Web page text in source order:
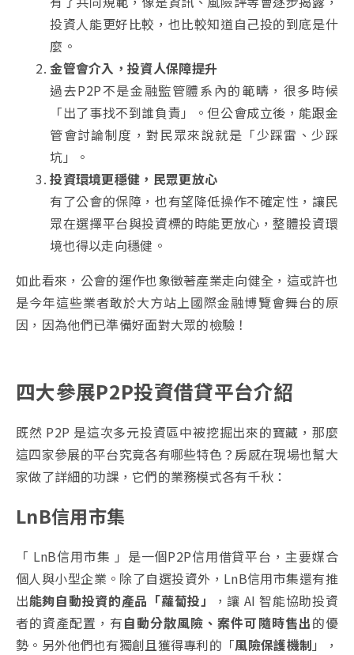
投資人能更好比較，也比較知道自己投的到底是什
麼。
金管會介入，投資人保障提升
過去P2P不是金融監管體系內的範疇，很多時候
「出了事找不到誰負責」。但公會成立後，能跟金
管會討論制度，對民眾來說就是「少踩雷、少踩
坑」。
投資環境更穩健，民眾更放心
有了公會的保障，也有望降低操作不確定性，讓民
眾在選擇平台與投資標的時能更放心，整體投資環
境也得以走向穩健。
如此看來，公會的運作也象徵著產業走向健全，這或許也
是今年這些業者敢於大方站上國際金融博覽會舞台的原
因，因為他們已準備好面對大眾的檢驗！
四大參展P2P投資借貸平台介紹
既然 P2P 是這次多元投資區中被挖掘出來的寶藏，那麼
這四家參展的平台究竟各有哪些特色？房感在現場也幫大
家做了詳細的功課，它們的業務模式各有千秋：
LnB信用市集
「 LnB信用市集 」是一個P2P信用借貸平台，主要媒合
個人與小型企業。除了自選投資外，LnB信用市集還有推
出能夠自動投資的產品「蘿蔔投」
，讓 AI 智能協助投資
者的資產配置，有自動分散風險、案件可隨時售出的優
勢。另外他們也有獨創且獲得專利的「風險保護機制 」，